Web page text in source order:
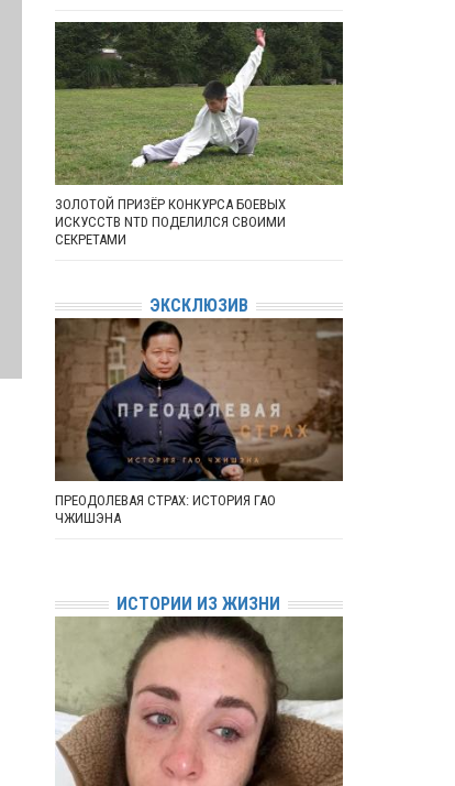
ЗОЛОТОЙ ПРИЗЁР КОНКУРСА БОЕВЫХ
ИСКУССТВ NTD ПОДЕЛИЛСЯ СВОИМИ
СЕКРЕТАМИ
ЭКСКЛЮЗИВ
ПРЕОДОЛЕВАЯ СТРАХ: ИСТОРИЯ ГАО
ЧЖИШЭНА
ИСТОРИИ ИЗ ЖИЗНИ